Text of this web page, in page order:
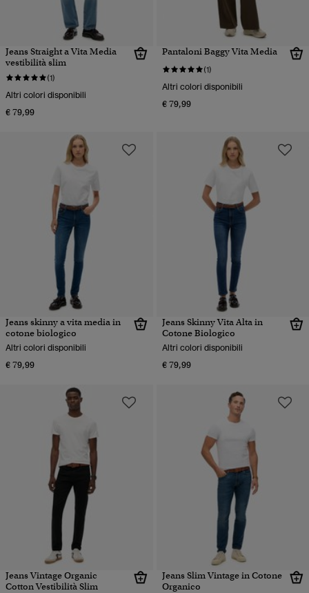
Jeans Straight a Vita Media
vestibilità slim
(1)
Altri colori disponibili
€ 79,99
Pantaloni Baggy Vita Media
(1)
Altri colori disponibili
€ 79,99
Jeans skinny a vita media in
cotone biologico
Altri colori disponibili
€ 79,99
Jeans Skinny Vita Alta in
Cotone Biologico
Altri colori disponibili
€ 79,99
Jeans Vintage Organic
Cotton Vestibilità Slim
Jeans Slim Vintage in Cotone
Organico